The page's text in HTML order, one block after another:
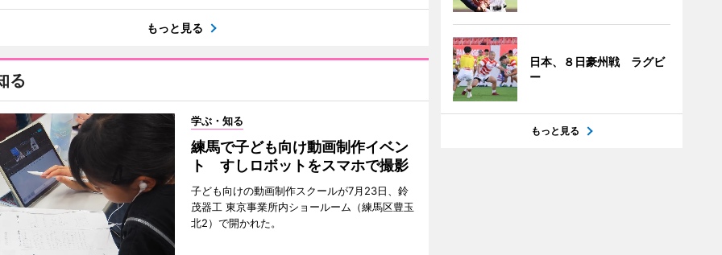
もっと見る
る
学ぶ・知る
練馬で子ども向け動画制作イベン
ト すしロボットをスマホで撮影
子ども向けの動画制作スクールが7月23日、鈴
茂器工 東京事業所内ショールーム（練馬区豊玉
北2）で開かれた。
日本、８日豪州戦 ラグビ
ー
もっと見る